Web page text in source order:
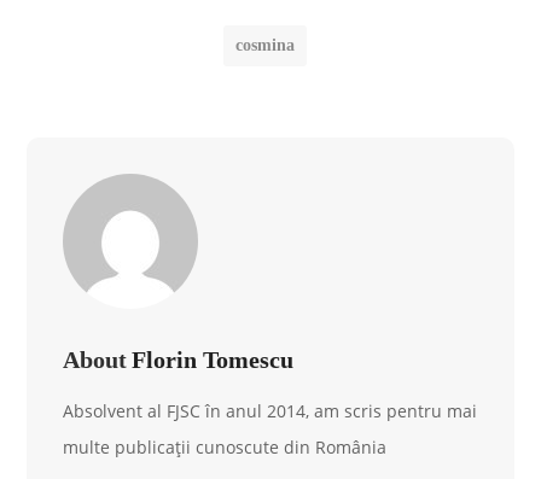
cosmina
About Florin Tomescu
Absolvent al FJSC în anul 2014, am scris pentru mai
multe publicații cunoscute din România